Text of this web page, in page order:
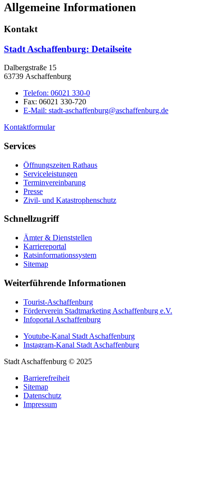
Allgemeine Informationen
Kontakt
Stadt Aschaffenburg: Detailseite
Dalbergstraße 15
63739 Aschaffenburg
Telefon: 06021 330-0
Fax: 06021 330-720
E-Mail: stadt-aschaffenburg@aschaffenburg.de
Kontaktformular
Services
Öffnungszeiten Rathaus
Serviceleistungen
Terminvereinbarung
Presse
Zivil- und Katastrophenschutz
Schnellzugriff
Ämter & Dienststellen
Karriereportal
Ratsinformationssystem
Sitemap
Weiterführende Informationen
Tourist-Aschaffenburg
Förderverein Stadtmarketing Aschaffenburg e.V.
Infoportal Aschaffenburg
Youtube-Kanal Stadt Aschaffenburg
Instagram-Kanal Stadt Aschaffenburg
Stadt Aschaffenburg © 2025
Barrierefreiheit
Sitemap
Datenschutz
Impressum